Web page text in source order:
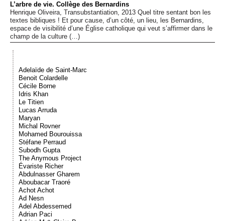
Sacré
Cousinages
L’arbre de vie. Collège des Bernardins
Henrique Oliveira, Transubstantiation, 2013 Quel titre sentant bon les
textes bibliques ! Et pour cause, d’un côté, un lieu, les Bernardins,
espace de visibilité d’une Église catholique qui veut s’affirmer dans le
champ de la culture (…)
Adelaïde de Saint-Marc
Benoit Colardelle
Cécile Borne
Idris Khan
Le Titien
Lucas Arruda
Maryan
Michal Rovner
Mohamed Bourouissa
Stéfane Perraud
Subodh Gupta
The Anymous Project
Évariste Richer
Abdulnasser Gharem
Aboubacar Traoré
Achot Achot
Ad Nesn
Adel Abdessemed
Adrian Paci